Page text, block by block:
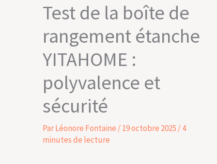
Test de la boîte de
rangement étanche
YITAHOME :
polyvalence et
sécurité
ParLéonore Fontaine/19 octobre 2025/4
minutes de lecture